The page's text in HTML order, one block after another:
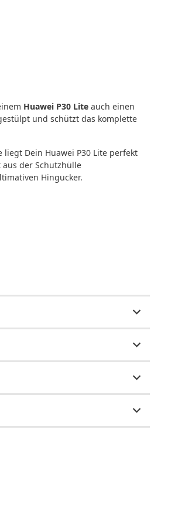
Huawei P30 Lite auch einen
und schützt das komplette
Dein Huawei P30 Lite perfekt
der Schutzhülle
Hingucker.